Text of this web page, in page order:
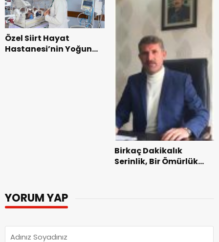
Özel Siirt Hayat
Hastanesi’nin Yoğun
Birkaç Dakikalık
Serinlik, Bir Ömürlük
YORUM YAP